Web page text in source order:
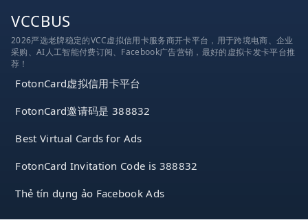
VCCBUS
2026严选老牌稳定的VCC虚拟信用卡服务商开卡平台，用于跨境电商、企业
采购、AI人工智能付费订阅、Facebook广告营销，最好的虚拟卡发卡平台推
荐！
FotonCard虚拟信用卡平台
FotonCard邀请码是 388832
Best Virtual Cards for Ads
FotonCard Invitation Code is 388832
Thẻ tín dụng ảo Facebook Ads